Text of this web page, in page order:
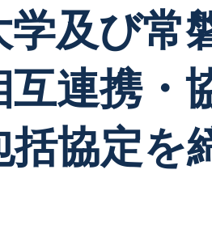
学及び常
互連携・
括協定を